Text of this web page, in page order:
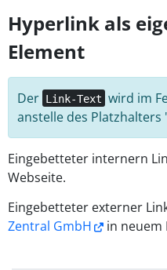
Hyperlink als
Element
Der Link-Text wird im
anstelle des Platzhalters
Eingebetteter internern
Webseite.
Eingebetteter externer
Zentral GmbH
in neuem